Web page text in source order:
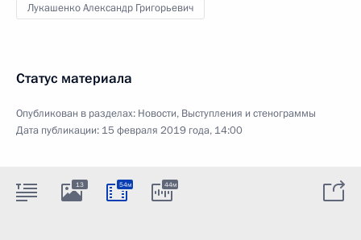
Лукашенко Александр Григорьевич
Статус материала
Опубликован в разделах: Новости, Выступления и стенограммы
Дата публикации: 15 февраля 2019 года, 14:00
13 54м 44м